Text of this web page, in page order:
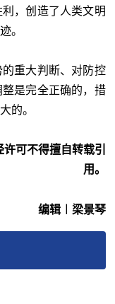
，创造了人类文明
。
重大判断、对防控
是完全正确的，措
的。
可不得擅自转载引
用。
编辑︱梁景琴